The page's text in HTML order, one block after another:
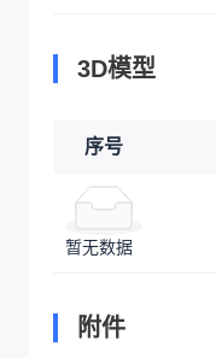
3D模型
序号
暂无数据
附件